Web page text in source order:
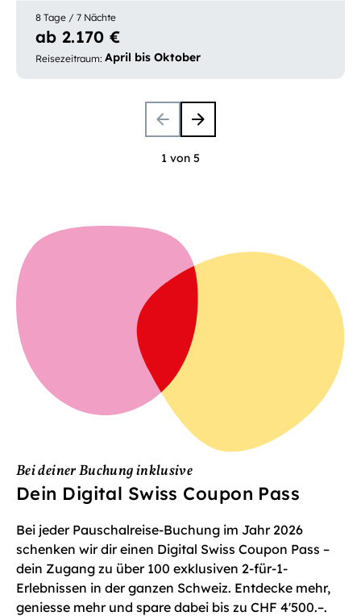
8 Tage / 7 Nächte
ab 2.170 €
Reisezeitraum: April bis Oktober
1 von 5
Bei deiner Buchung inklusive
Dein Digital Swiss Coupon Pass
Bei jeder Pauschalreise-Buchung im Jahr 2026
schenken wir dir einen Digital Swiss Coupon Pass –
dein Zugang zu über 100 exklusiven 2-für-1-
Erlebnissen in der ganzen Schweiz. Entdecke mehr,
geniesse mehr und spare dabei bis zu CHF 4'500.–.